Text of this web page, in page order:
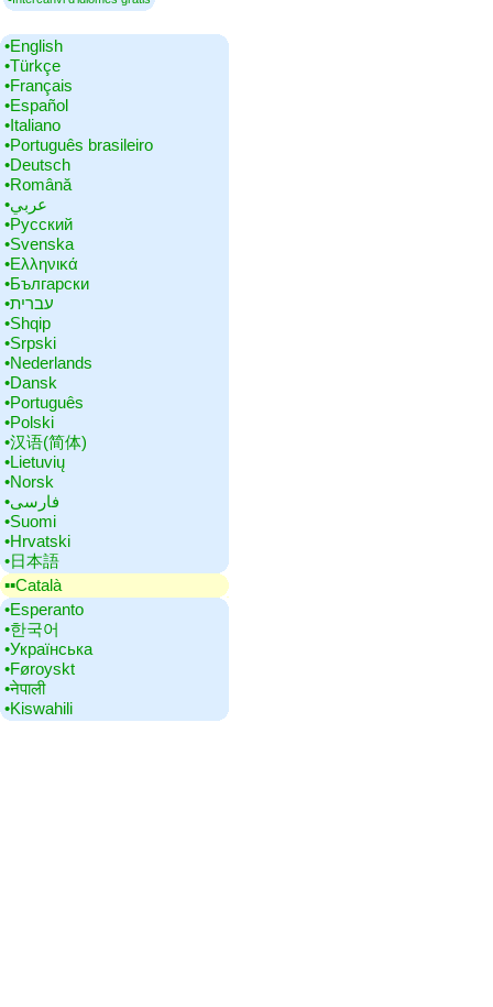
•‎English
•‎Türkçe
•‎Français
•‎Español
•‎Italiano
•‎Português brasileiro
•‎Deutsch
•‎Română
•‎عربي
•‎Русский
•‎Svenska
•‎Ελληνικά
•‎Български
•‎עברית
•‎Shqip
•‎Srpski
•‎Nederlands
•‎Dansk
•‎Português
•‎Polski
•‎汉语(简体)
•‎Lietuvių
•‎Norsk
•‎فارسی
•‎Suomi
•‎Hrvatski
•‎日本語
▪▪‎Català
•‎Esperanto
•‎한국어
•‎Українська
•‎Føroyskt
•‎नेपाली
•‎Kiswahili